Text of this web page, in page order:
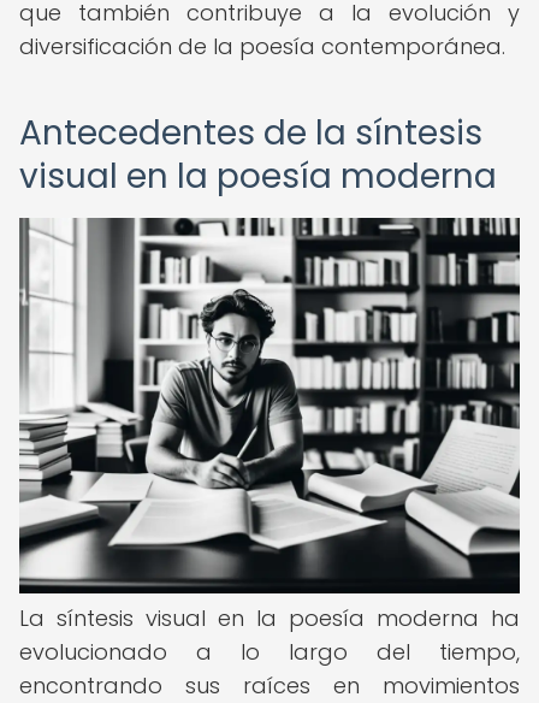
que también contribuye a la evolución y
diversificación de la poesía contemporánea.
Antecedentes de la síntesis
visual en la poesía moderna
La síntesis visual en la poesía moderna ha
evolucionado a lo largo del tiempo,
encontrando sus raíces en movimientos